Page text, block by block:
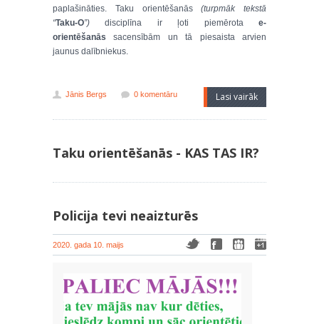
paplašināties. Taku orientēšanās(turpmāk tekstā
“Taku-O”) disciplīna ir ļoti piemērota e-
orientēšanās sacensībām un tā piesaista arvien
jaunus dalībniekus.
Jānis Bergs 0 komentāru Lasi vairāk
Taku orientēšanās - KAS TAS IR?
Policija tevi neaizturēs
2020. gada 10. maijs